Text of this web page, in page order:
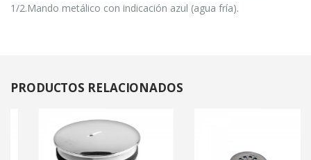
1/2.Mando metálico con indicación azul (agua fría).
PRODUCTOS RELACIONADOS